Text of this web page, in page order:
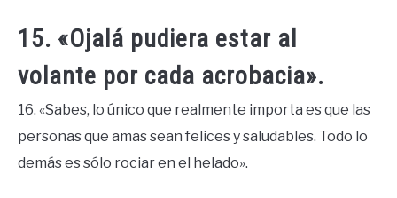
15. «Ojalá pudiera estar al
volante por cada acrobacia».
16. «Sabes, lo único que realmente importa es que las
personas que amas sean felices y saludables. Todo lo
demás es sólo rociar en el helado».